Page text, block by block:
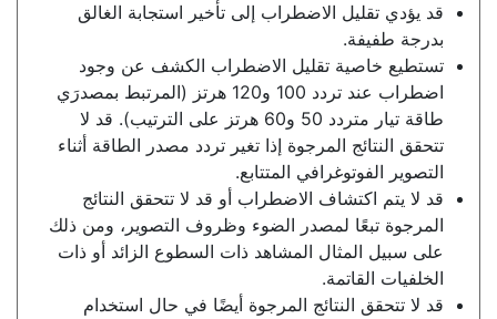
قد يؤدي تقليل الاضطراب إلى تأخير استجابة الغالق
بدرجة طفيفة.
تستطيع خاصية تقليل الاضطراب الكشف عن وجود
اضطراب عند تردد 100 و120 هرتز (المرتبط بمصدرَي
طاقة تيار متردد 50 و60 هرتز على الترتيب). قد لا
تتحقق النتائج المرجوة إذا تغير تردد مصدر الطاقة أثناء
التصوير الفوتوغرافي المتتابع.
قد لا يتم اكتشاف الاضطراب أو قد لا تتحقق النتائج
المرجوة تبعًا لمصدر الضوء وظروف التصوير، ومن ذلك
على سبيل المثال المشاهد ذات السطوع الزائد أو ذات
الخلفيات القاتمة.
قد لا تتحقق النتائج المرجوة أيضًا في حال استخدام